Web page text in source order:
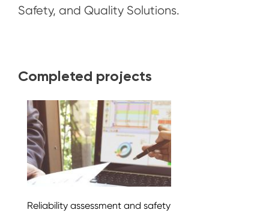
Safety, and Quality Solutions.
Completed projects
Reliability assessment and safety